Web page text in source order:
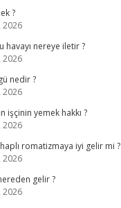
?
2026
havayı nereye iletir ?
2026
nedir ?
2026
işçinin yemek hakkı ?
2026
romatizmaya iyi gelir mi ?
2026
gelir ?
2026